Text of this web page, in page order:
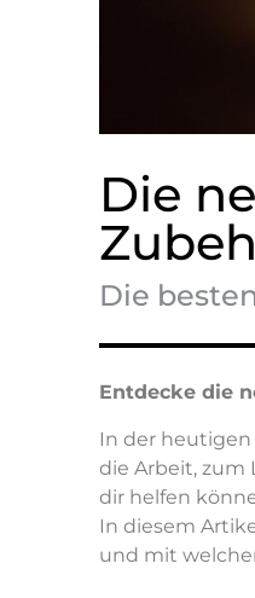
Die
Die
Entdecke die
In der
die Arbeit, zum
dir helfen
In diesem
und mit